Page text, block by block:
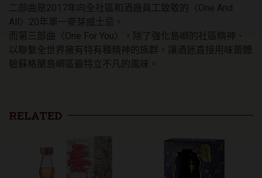
二部曲是2017年向全社區和酒廠員工致敬的〈One And
All〉20年單一麥芽威士忌。
而第三部曲〈One For You〉，除了強化島嶼的社區精神、
以聯繫全世界擁有特有種精神的族群，讓酒迷直接用味蕾體
驗蘇格蘭島嶼區最特立不凡的風味。
RELATED